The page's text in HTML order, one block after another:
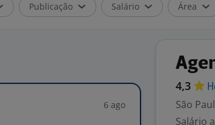
Publicação Salário Área
6 ago
4,3
São
Salário